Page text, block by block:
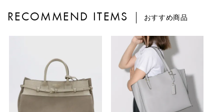
RECOMMEND ITEMS おすすめ商品